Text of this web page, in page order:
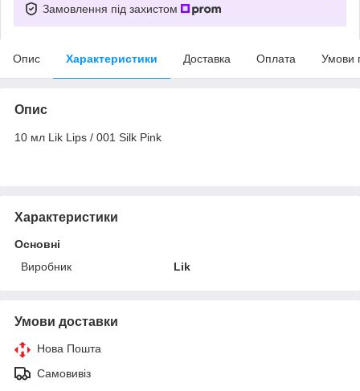
Замовлення під захистом
Опис Характеристики Доставка Оплата Умови
Опис
10 мл Lik Lips / 001 Silk Pink
Характеристики
Основні
Виробник
Lik
Умови доставки
Нова Пошта
Самовивіз